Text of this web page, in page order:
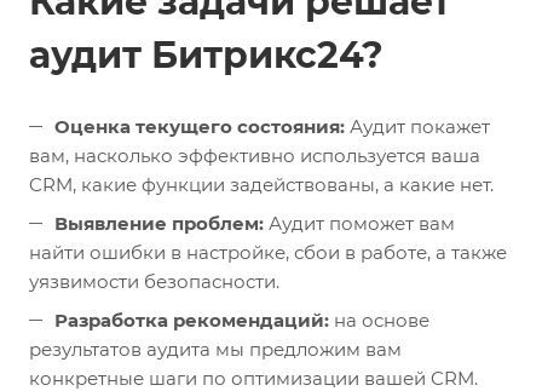
аудит Битрикс24?
Оценка текущего состояния: Аудит покажет
вам, насколько эффективно используется ваша
CRM, какие функции задействованы, а какие нет.
Выявление проблем: Аудит поможет вам
найти ошибки в настройке, сбои в работе, а также
уязвимости безопасности.
Разработка рекомендаций: на основе
результатов аудита мы предложим вам
конкретные шаги по оптимизации вашей CRM.